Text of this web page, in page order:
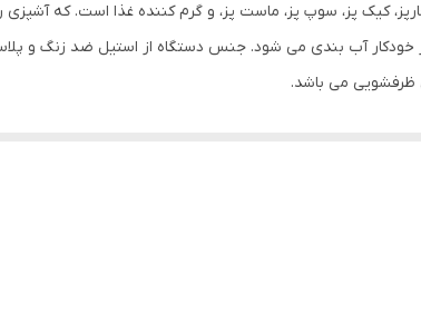
آرام پز، پلوپز، بخارپز، کیک پز، سوپ پز، ماست پز، و گرم کننده غذا
مولتی کوکر به طور خودکار آب بندی می شود. جنس دستگاه از استیل ضد
می باشد.